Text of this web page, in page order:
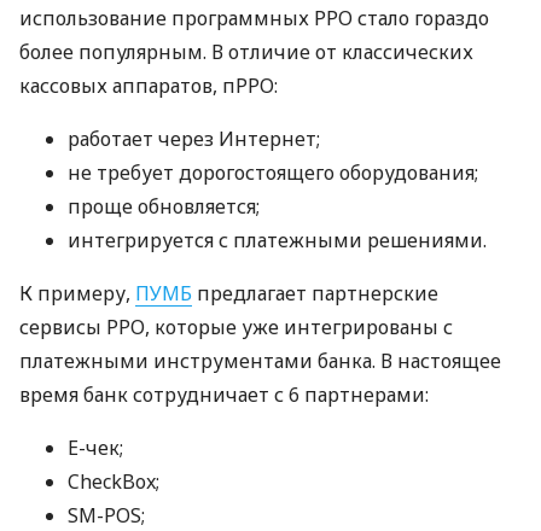
использование программных РРО стало гораздо
более популярным. В отличие от классических
кассовых аппаратов, пРРО:
работает через Интернет;
не требует дорогостоящего оборудования;
проще обновляется;
интегрируется с платежными решениями.
К примеру, ПУМБ предлагает партнерские
сервисы РРО, которые уже интегрированы с
платежными инструментами банка. В настоящее
время банк сотрудничает с 6 партнерами:
E-чек;
CheckBox;
SM-POS;